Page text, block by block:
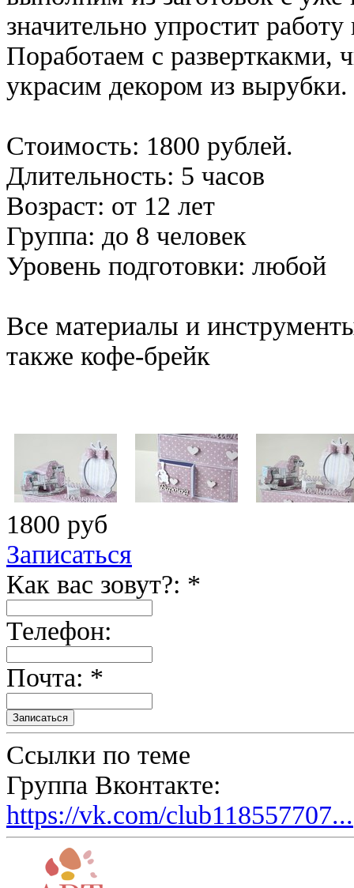
значительно упростит
Поработаем с разверткакми,
украсим декором из вырубки.
Стоимость: 1800 рублей.
Длительность: 5 часов
Возраст: от 12 лет
Группа: до 8 человек
Уровень подготовки: любой
Все материалы и
также кофе-брейк
1800 руб
Записаться
Как вас зовут?: *
Телефон:
Почта: *
Ссылки по теме
Группа Вконтакте:
https://vk.com/club118557707...